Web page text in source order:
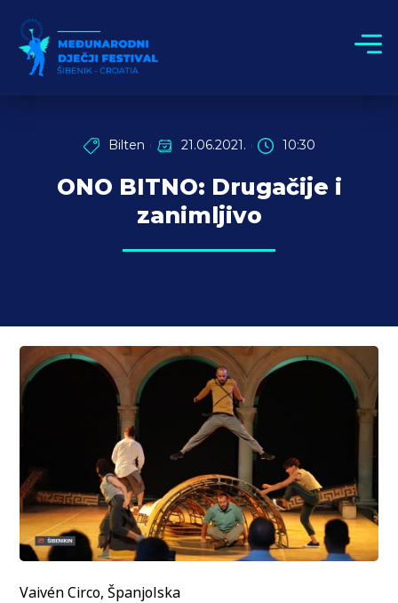
Bilten 21.06.2021. 10:30
ONO BITNO: Drugačije i
zanimljivo
Vaivén Circo, Španjolska